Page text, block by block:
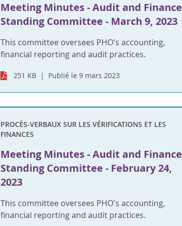
Meeting Minutes - Audit and Finance
Standing Committee - March 9, 2023
This committee oversees PHO's accounting,
financial reporting and audit practices.
251 KB Publié le 9 mars 2023
PROCÈS-VERBAUX SUR LES VÉRIFICATIONS ET LES
FINANCES
Meeting Minutes - Audit and Finance
Standing Committee - February 24,
2023
This committee oversees PHO's accounting,
financial reporting and audit practices.